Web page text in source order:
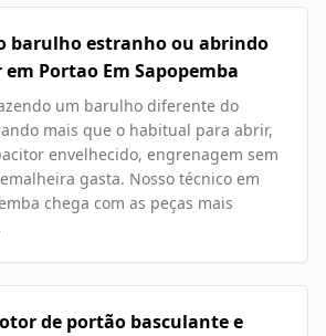
barulho estranho ou abrindo
Portao Em Sapopemba
um barulho diferente do
mais que o habitual para abrir,
envelhecido, engrenagem sem
gasta. Nosso técnico em
chega com as peças mais
de portão basculante e